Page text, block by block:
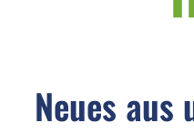
Neues aus